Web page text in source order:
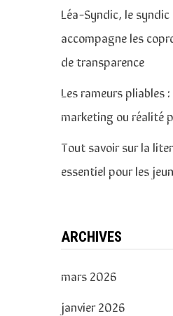
Léa-Syndic, le
accompagne les
de transparence
Les rameurs pliables
marketing ou réalité
Tout savoir sur la
essentiel pour les
ARCHIVES
mars 2026
janvier 2026